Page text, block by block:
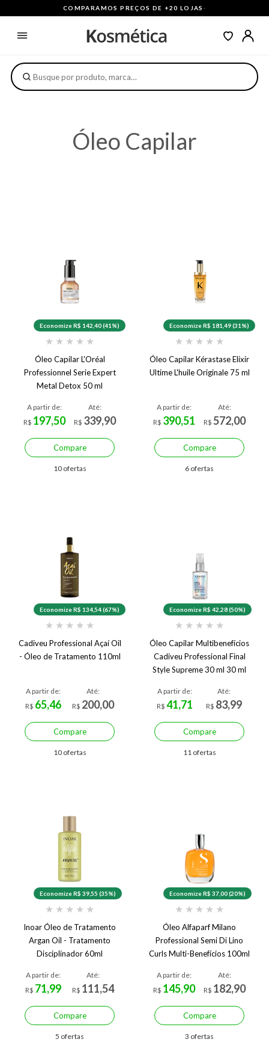
COMPARAMOS PREÇOS DE +20 LOJAS ·
Óleo Capilar
Economize R$ 142,40 (41%)
★ ★ ★ ★ ★
Óleo Capilar L'Oréal
Professionnel Serie Expert
Metal Detox 50 ml
A partir de:
R$ 197,50
Até:
R$ 339,90
Compare
10 ofertas
Economize R$ 181,49 (31%)
★ ★ ★ ★ ★
Óleo Capilar Kérastase Elixir
Ultime L'huile Originale 75 ml
A partir de:
R$ 390,51
Até:
R$572,00
Compare
6 ofertas
Economize R$ 134,54 (67%)
★ ★ ★ ★ ★
Cadiveu Professional Açaí Oil
- Óleo de Tratamento 110ml
A partir de:
R$ 65,46
Até:
R$ 200,00
Compare
10 ofertas
Economize R$ 42,28 (50%)
★ ★ ★ ★ ★
Óleo Capilar Multibenefícios
Cadiveu Professional Final
Style Supreme 30 ml 30 ml
A partir de:
R$41,71
Até:
R$ 83,99
Compare
11 ofertas
Economize R$ 39,55 (35%)
★ ★ ★ ★ ★
Inoar Óleo de Tratamento
Argan Oil - Tratamento
Disciplinador 60ml
A partir de:
R$ 71,99
Até:
R$ 111,54
Compare
5 ofertas
Economize R$ 37,00 (20%)
★ ★ ★ ★ ★
Óleo Alfaparf Milano
Professional Semi Di Lino
Curls Multi-Benefícios 100ml
A partir de:
R$ 145,90
Até:
R$ 182,90
Compare
3 ofertas